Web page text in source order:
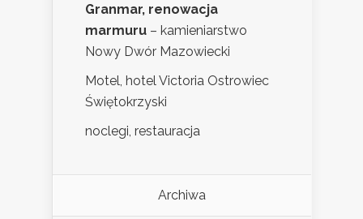
Granmar, renowacja
marmuru – kamieniarstwo
Nowy Dwór Mazowiecki
Motel, hotel Victoria Ostrowiec
Świętokrzyski
noclegi, restauracja
Archiwa